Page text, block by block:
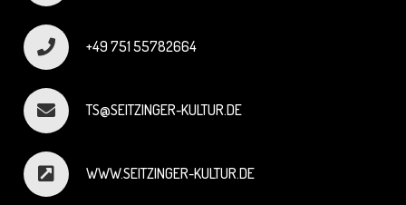
+49 751 55782664
TS@SEITZINGER-KULTUR.DE
WWW.SEITZINGER-KULTUR.DE